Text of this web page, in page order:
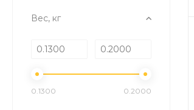
Вес, кг
0.1300 0.2000